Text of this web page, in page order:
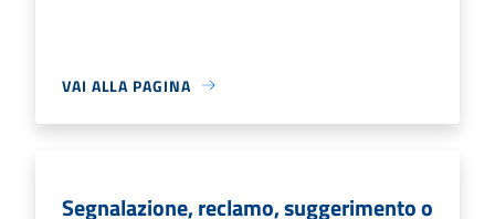
VAI ALLA PAGINA
Segnalazione, reclamo, suggerimento o